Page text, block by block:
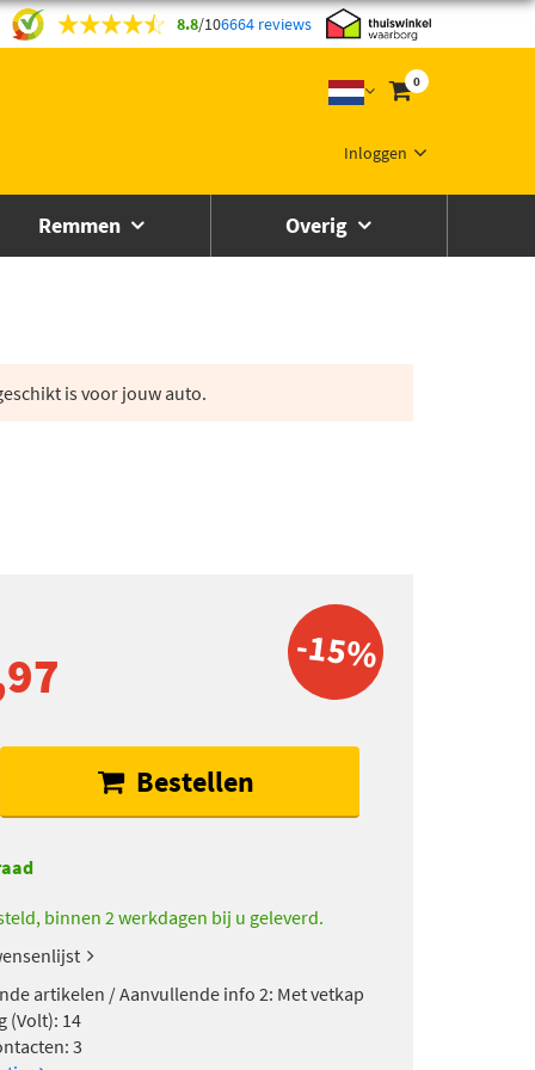
8.8/106664 reviews
0
Inloggen
Remmen Overig
is voor jouw auto.
-15%
Bestellen
binnen 2 werkdagen bij u geleverd.
artikelen / Aanvullende info 2: Met vetkap
(Volt): 14
3